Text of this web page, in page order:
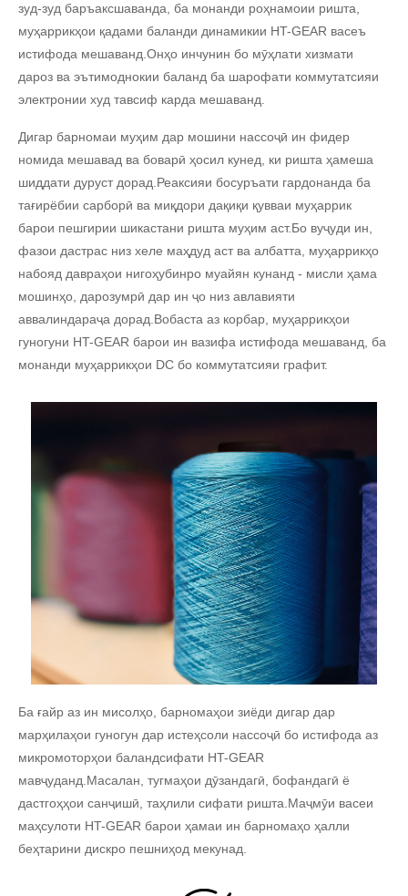
зуд-зуд баръаксшаванда, ба монанди роҳнамоии ришта,
муҳаррикҳои қадами баланди динамикии HT-GEAR васеъ
истифода мешаванд.Онҳо инчунин бо мӯҳлати хизмати
дароз ва эътимоднокии баланд ба шарофати коммутатсияи
электронии худ тавсиф карда мешаванд.
Дигар барномаи муҳим дар мошини нассоҷӣ ин фидер
номида мешавад ва боварӣ ҳосил кунед, ки ришта ҳамеша
шиддати дуруст дорад.Реаксияи босуръати гардонанда ба
тағирёбии сарборӣ ва миқдори дақиқи қувваи муҳаррик
барои пешгирии шикастани ришта муҳим аст.Бо вуҷуди ин,
фазои дастрас низ хеле маҳдуд аст ва албатта, муҳаррикҳо
набояд давраҳои нигоҳубинро муайян кунанд - мисли ҳама
мошинҳо, дарозумрӣ дар ин ҷо низ авлавияти
аввалиндараҷа дорад.Вобаста аз корбар, муҳаррикҳои
гуногуни HT-GEAR барои ин вазифа истифода мешаванд, ба
монанди муҳаррикҳои DC бо коммутатсияи графит.
Ба ғайр аз ин мисолҳо, барномаҳои зиёди дигар дар
марҳилаҳои гуногун дар истеҳсоли нассоҷӣ бо истифода аз
микромоторҳои баландсифати HT-GEAR
мавҷуданд.Масалан, тугмаҳои дӯзандагӣ, бофандагӣ ё
дастгоҳҳои санҷишӣ, таҳлили сифати ришта.Маҷмӯи васеи
маҳсулоти HT-GEAR барои ҳамаи ин барномаҳо ҳалли
беҳтарини дискро пешниҳод мекунад.